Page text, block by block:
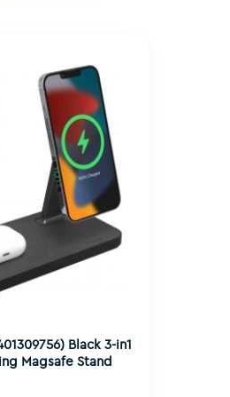
Black 3-in1
Magsafe Stand